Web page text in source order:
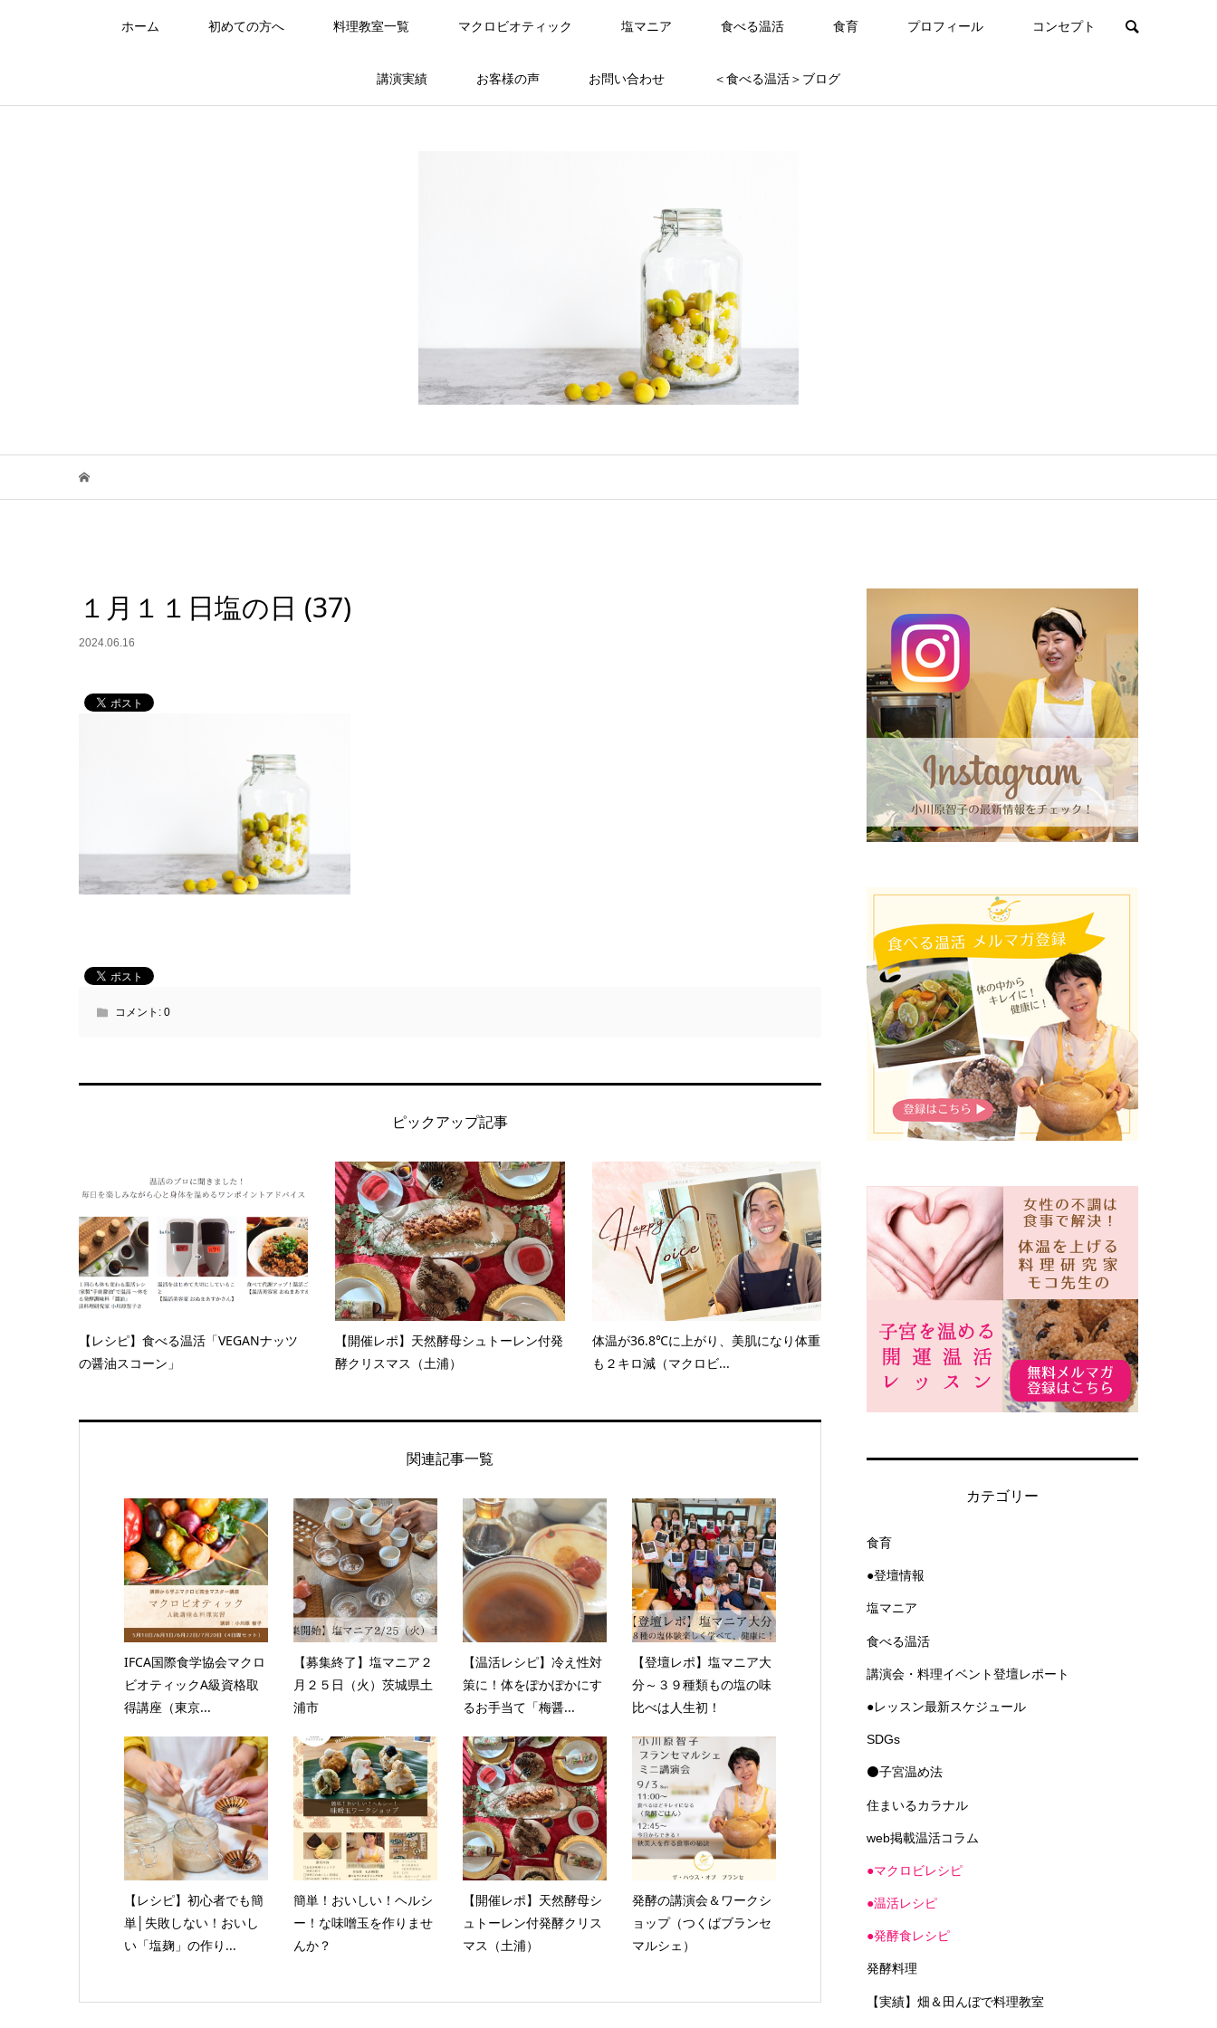
ホーム 初めての方へ 料理教室一覧 マクロビオティック 塩マニア 食べる温活 食育 プロフィール コンセプト
講演実績 お客様の声 お問い合わせ ＜食べる温活＞ブログ
１月１１日塩の日 (37)
2024.06.16
コメント: 0
ピックアップ記事
【レシピ】食べる温活「VEGANナッツ
の醤油スコーン」
【開催レポ】天然酵母シュトーレン付発
酵クリスマス（土浦）
体温が36.8℃に上がり、美肌になり体重
も２キロ減（マクロビ...
関連記事一覧
IFCA国際食学協会マクロ
ビオティックA級資格取
得講座（東京...
【募集終了】塩マニア２
月２５日（火）茨城県土
浦市
【温活レシピ】冷え性対
策に！体をぽかぽかにす
るお手当て「梅醤...
【登壇レポ】塩マニア大
分～３９種類もの塩の味
比べは人生初！
【レシピ】初心者でも簡
単│失敗しない！おいし
い「塩麹」の作り...
簡単！おいしい！ヘルシ
ー！な味噌玉を作りませ
んか？
【開催レポ】天然酵母シ
ュトーレン付発酵クリス
マス（土浦）
発酵の講演会＆ワークシ
ョップ（つくばブランセ
マルシェ）
カテゴリー
食育
●登壇情報
塩マニア
食べる温活
講演会・料理イベント登壇レポート
●レッスン最新スケジュール
SDGs
⚫子宮温め法
住まいるカラナル
web掲載温活コラム
●マクロビレシピ
●温活レシピ
●発酵食レシピ
発酵料理
【実績】畑＆田んぼで料理教室